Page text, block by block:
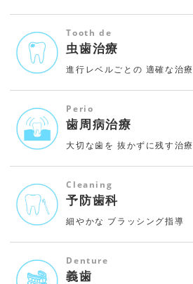
Tooth de
虫歯治療
進行レベルごとの 適確な治療
Perio
歯周病治療
大切な歯を 抜かずに残す治療
Cleaning
予防歯科
細やかな ブラッシング指導
Denture
義歯